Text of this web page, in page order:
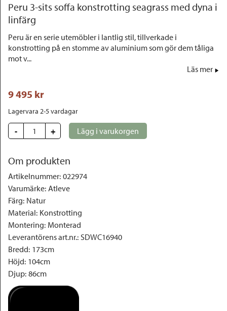
Peru 3-sits soffa konstrotting seagrass med dyna i
linfärg
Peru är en serie utemöbler i lantlig stil, tillverkade i
konstrotting på en stomme av aluminium som gör dem tåliga
mot v...
Läs mer
9 495 kr
Lagervara 2-5 vardagar
- + Lägg i varukorgen
Om produkten
Artikelnummer: 022974
Varumärke: Atleve
Färg: Natur
Material: Konstrotting
Montering: Monterad
Leverantörens art.nr.: SDWC16940
Bredd: 173cm
Höjd: 104cm
Djup: 86cm